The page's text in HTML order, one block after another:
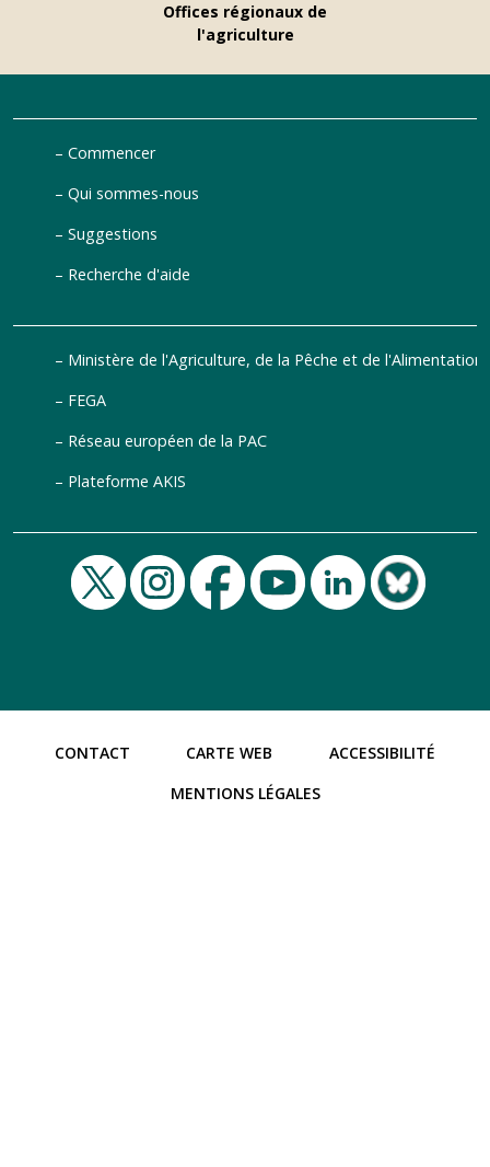
Offices régionaux de
l'agriculture
Commencer
Qui sommes-nous
Suggestions
Recherche d'aide
Ministère de l'Agriculture, de la Pêche et de l'Alimentation
FEGA
Réseau européen de la PAC
Plateforme AKIS
CONTACT CARTE WEB
ACCESSIBILITÉ
MENTIONS LÉGALES